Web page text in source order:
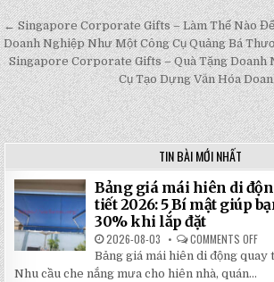
Post
navigation
← Singapore Corporate Gifts – Làm Thế Nào Để
Doanh Nghiệp Như Một Công Cụ Quảng Bá
Singapore Corporate Gifts – Quà Tặng Doanh
Cụ Tạo Dựng Văn Hóa
TIN BÀI MỚI NHẤT
Bảng giá mái hiên di
tiết 2026: 5 Bí mật giúp
30% khi lắp đặt
2026-08-03 COMMENTS OFF
BẢNG
GIÁ
Bảng giá mái hiên di động quay
Nhu cầu che nắng mưa cho hiên nhà, quán...